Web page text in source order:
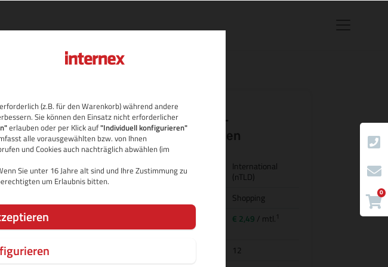
(z.B. für den Warenkorb) während andere
Sie können den Einsatz nicht erforderlicher
erlauben oder per Klick auf"Individuell konfigurieren"
alle vorausgewählten bzw. von Ihnen
und Cookies auch nachträglich abwählen (im
Sie unter 16 Jahre alt sind und Ihre Zustimmung zu
um Erlaubnis bitten.
0
.bid Domain-
Eigenschaften
Land/Bezeichnung
International
(nTLD)
Shopping
Domainregistrierung
€ 2,49 / mtl. 1
12